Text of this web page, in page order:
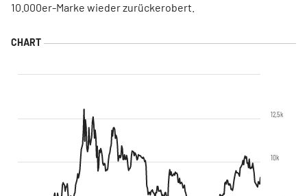
10.000er-Marke wieder zurückerobert.
10k
12,5k